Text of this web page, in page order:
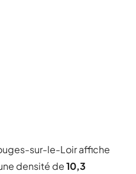
sur-le-Loir affiche
densité de10,3